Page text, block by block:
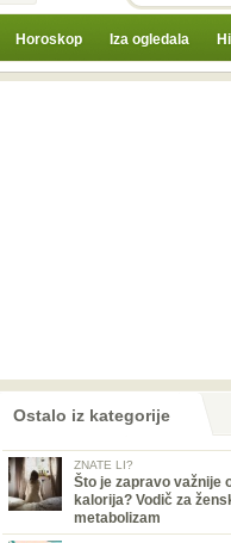
Horoskop Iza ogledala
Ostalo iz kategorije
ZNATE LI?
Što je zapravo važnije
kalorija? Vodič za
metabolizam